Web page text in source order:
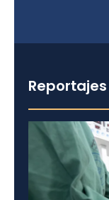
Reportajes